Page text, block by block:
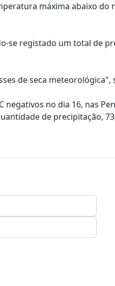
máxima abaixo
se registado um total de
de seca meteorológica",
no dia 16, nas
de precipitação,